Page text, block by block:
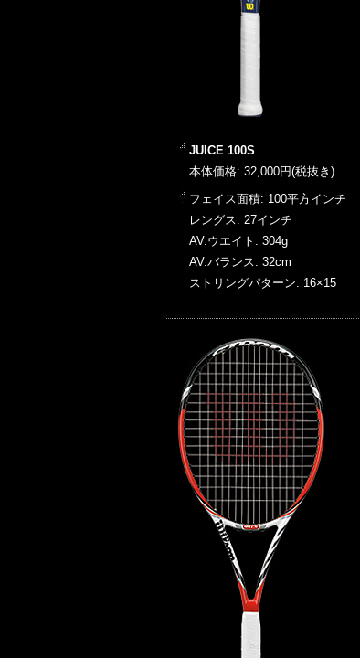
JUICE 100S
本体価格: 32,000円(税抜き)
フェイス面積: 100平方インチ
レングス: 27インチ
AV.ウエイト: 304g
AV.バランス: 32cm
ストリングパターン: 16×15